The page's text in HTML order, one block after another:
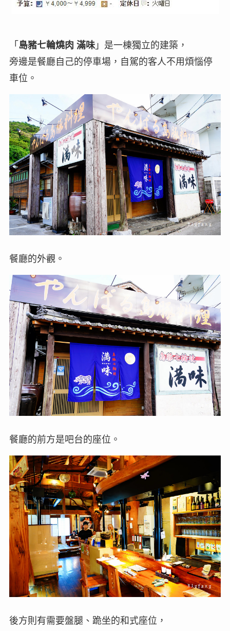
「 島豬七輪燒肉 滿味」是一棟獨立的建築，
旁邊是餐廳自己的停車場，自駕的客人不用煩惱停
車位。
餐廳的外觀。
餐廳的前方是吧台的座位。
後方則有需要盤腿、跪坐的和式座位，